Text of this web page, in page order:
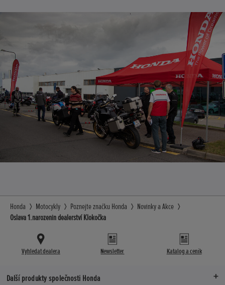
Honda Motocykly Poznejte značku Honda
Novinky a Akce
Oslava 1.narozenin dealerství Klokočka
Vyhledat dealera Newsletter Katalog a ceník
Další produkty společnosti Honda